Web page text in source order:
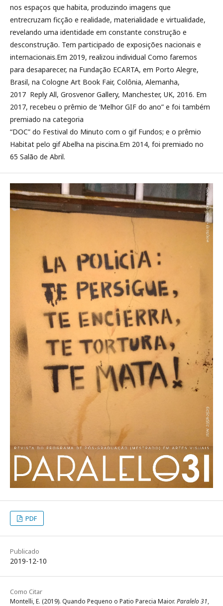
nos espaços que habita, produzindo imagens que
entrecruzam ficção e realidade, materialidade e virtualidade,
revelando uma identidade em constante construção e
desconstrução. Tem participado de exposições nacionais e
internacionais.Em 2019, realizou individual Como faremos
para desaparecer, na Fundação ECARTA, em Porto Alegre,
Brasil, na Cologne Art Book Fair, Colônia, Alemanha,
2017 Reply All, Grosvenor Gallery, Manchester, UK, 2016. Em
2017, recebeu o prêmio de ‘Melhor GIF do ano” e foi também
premiado na categoria
“DOC” do Festival do Minuto com o gif Fundos; e o prêmio
Habitat pelo gif Abelha na piscina.Em 2014, foi premiado no
65 Salão de Abril.
PDF
Publicado
2019-12-10
Como Citar
Montelli, E. (2019). Quando Pequeno o Patio Parecia Maior. Paralelo 31,